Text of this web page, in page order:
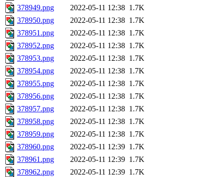
378949.png
2022-05-11 12:38 1.7K
378950.png
2022-05-11 12:38 1.7K
378951.png
2022-05-11 12:38 1.7K
378952.png
2022-05-11 12:38 1.7K
378953.png
2022-05-11 12:38 1.7K
378954.png
2022-05-11 12:38 1.7K
378955.png
2022-05-11 12:38 1.7K
378956.png
2022-05-11 12:38 1.7K
378957.png
2022-05-11 12:38 1.7K
378958.png
2022-05-11 12:38 1.7K
378959.png
2022-05-11 12:38 1.7K
378960.png
2022-05-11 12:39 1.7K
378961.png
2022-05-11 12:39 1.7K
378962.png
2022-05-11 12:39 1.7K